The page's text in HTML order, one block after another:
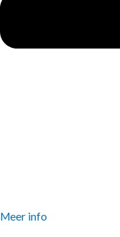
Meer info